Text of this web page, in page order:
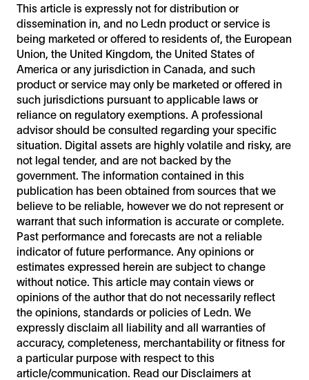
This article is expressly not for distribution or
dissemination in, and no Ledn product or service is
being marketed or offered to residents of, the European
Union, the United Kingdom, the United States of
America or any jurisdiction in Canada, and such
product or service may only be marketed or offered in
such jurisdictions pursuant to applicable laws or
reliance on regulatory exemptions. A professional
advisor should be consulted regarding your specific
situation. Digital assets are highly volatile and risky, are
not legal tender, and are not backed by the
government. The information contained in this
publication has been obtained from sources that we
believe to be reliable, however we do not represent or
warrant that such information is accurate or complete.
Past performance and forecasts are not a reliable
indicator of future performance. Any opinions or
estimates expressed herein are subject to change
without notice. This article may contain views or
opinions of the author that do not necessarily reflect
the opinions, standards or policies of Ledn. We
expressly disclaim all liability and all warranties of
accuracy, completeness, merchantability or fitness for
a particular purpose with respect to this
article/communication. Read our Disclaimers at